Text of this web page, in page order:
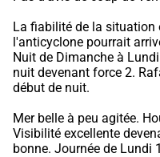
La fiabilité de la situation
l'anticyclone pourrait
Nuit de Dimanche à
nuit devenant force 2.
début de nuit.
Mer belle à peu agitée.
Visibilité excellente
bonne. Journée de Lundi